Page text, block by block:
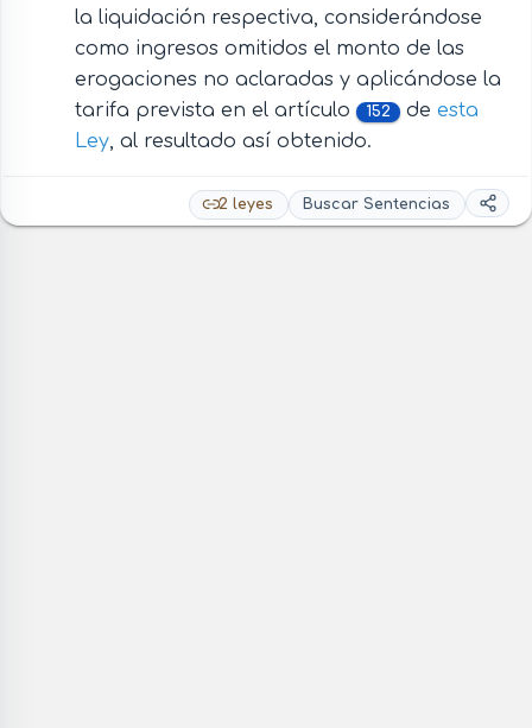
la liquidación respectiva, considerándose
como ingresos omitidos el monto de las
erogaciones no aclaradas y aplicándose la
tarifa prevista en el artículo
152 de esta
Ley, al resultado así obtenido.
2 leyes Buscar Sentencias